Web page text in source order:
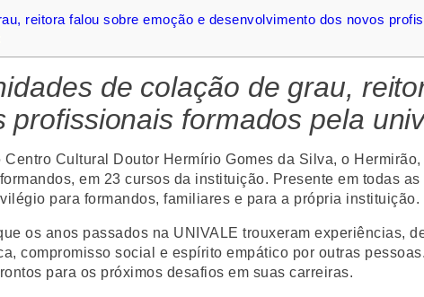
reitora falou sobre emoção e desenvolvimento dos novos
de colação de grau,
formados pela
Cultural Doutor Hermírio Gomes da Silva, o
em 23 cursos da instituição. Presente em todas
para formandos, familiares e para a própria instituição.
os anos passados na UNIVALE trouxeram experiências,
compromisso social e espírito empático por outras
para os próximos desafios em suas carreiras.